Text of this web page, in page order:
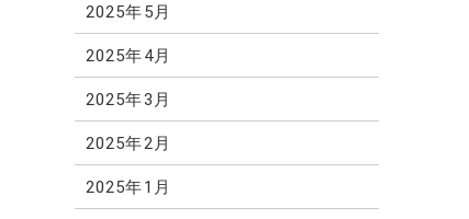
2025年5月
2025年4月
2025年3月
2025年2月
2025年1月